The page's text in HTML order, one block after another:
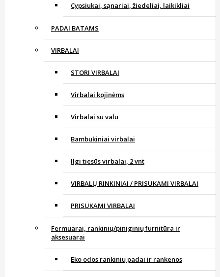
Cypsiukai, sąnariai, žiedeliai, laikikliai
PADAI BATAMS
VIRBALAI
STORI VIRBALAI
Virbalai kojinėms
Virbalai su valu
Bambukiniai virbalai
Ilgi tiesūs virbalai, 2 vnt
VIRBALŲ RINKINIAI / PRISUKAMI VIRBALAI
PRISUKAMI VIRBALAI
Fermuarai, rankinių/piniginių furnitūra ir
aksesuarai
Eko odos rankinių padai ir rankenos